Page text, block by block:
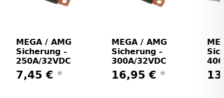
MEGA / AMG
Sicherung -
250A/32VDC
7,45 € *
MEGA / AMG
Sicherung -
300A/32VDC
16,95 € *